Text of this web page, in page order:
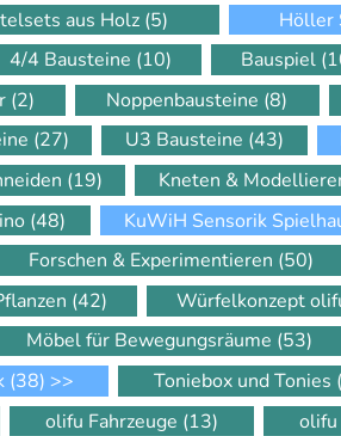
aus Holz (5) Höller
4/4 Bausteine (10) Bauspiel
(2) Noppenbausteine (8)
(27) U3 Bausteine (43)
(19) Kneten &
(48) KuWiH Sensorik
Forschen & Experimentieren (50)
(42) Würfelkonzept
Möbel für Bewegungsräume (53)
(38) >> Toniebox und Tonies
olifu Fahrzeuge (13) olifu